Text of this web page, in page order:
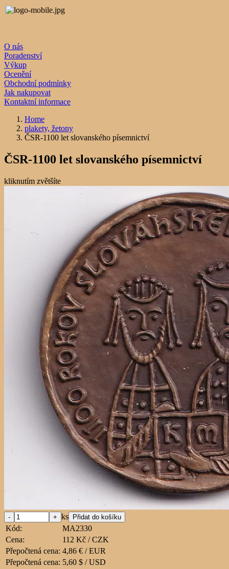
O nás
Poradenství
Výkup
Ocenění
Obchodní podmínky
Jak nakupovat
Kontaktní informace
Home
plakety, žetony
ČSR-1100 let slovanského písemnictví
ČSR-1100 let slovanského písemnictví
kliknutím zvětšíte
ks
Kód:
MA2330
Cena:
112 Kč / CZK
Přepočtená cena: 4,86 € / EUR
Přepočtená cena: 5,60 $ / USD